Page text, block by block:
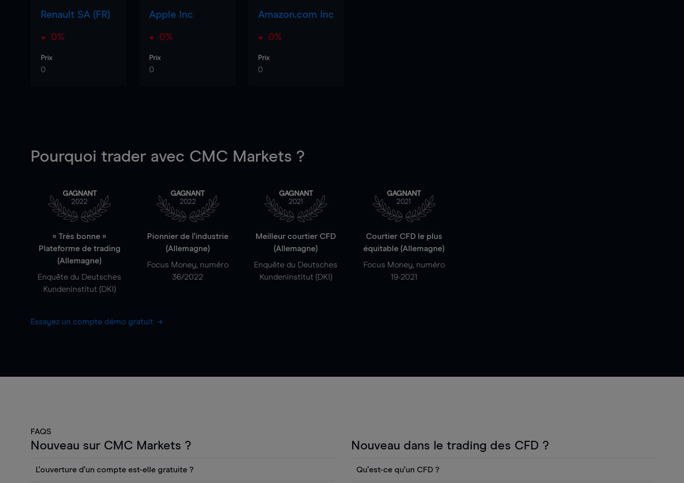
Renault SA (FR)
0%
Prix
0
Apple Inc
0%
Prix
0
Amazon.com Inc
0%
Prix
0
Pourquoi trader avec CMC Markets ?
GAGNANT
2022
« Très bonne »
Plateforme de trading
(Allemagne)
Enquête du Deutsches
Kundeninstitut (DKI)
GAGNANT
2022
Pionnier de l'industrie
(Allemagne)
Focus Money, numéro
36/2022
GAGNANT
2021
Meilleur courtier CFD
(Allemagne)
Enquête du Deutsches
Kundeninstitut (DKI)
GAGNANT
2021
Courtier CFD le plus
équitable (Allemagne)
Focus Money, numéro
19-2021
Essayez un compte démo gratuit
FAQS
Nouveau sur CMC Markets ?
L'ouverture d'un compte est-elle gratuite ?
Nouveau dans le trading des CFD ?
Qu'est-ce qu'un CFD ?